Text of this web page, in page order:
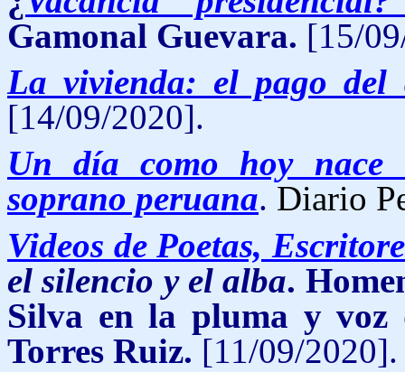
Gamonal Guevara. [15/
La vivienda: el pago del
[14/09/2020].
Un día como hoy nace
soprano peruana. Diario
Videos de Poetas,
el silencio y el alba.
Silva en la pluma y voz
Torres Ruiz. [11/09/2020].